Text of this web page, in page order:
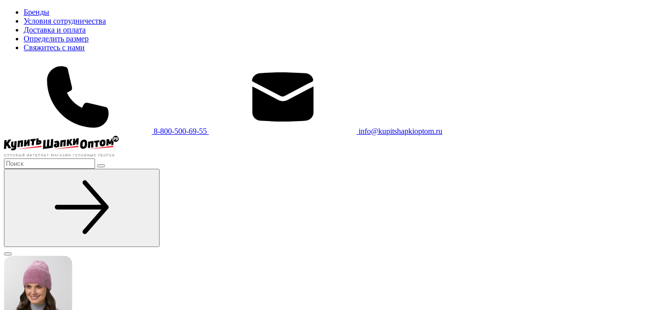
Бренды
Условия сотрудничества
Доставка и оплата
Определить размер
Свяжитесь с нами
8-800-500-69-55 info@kupitshapkioptom.ru